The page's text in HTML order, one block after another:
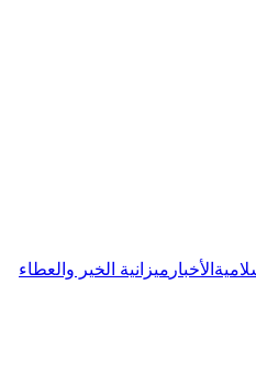
الأخبار ميزانية الخير والعطاء